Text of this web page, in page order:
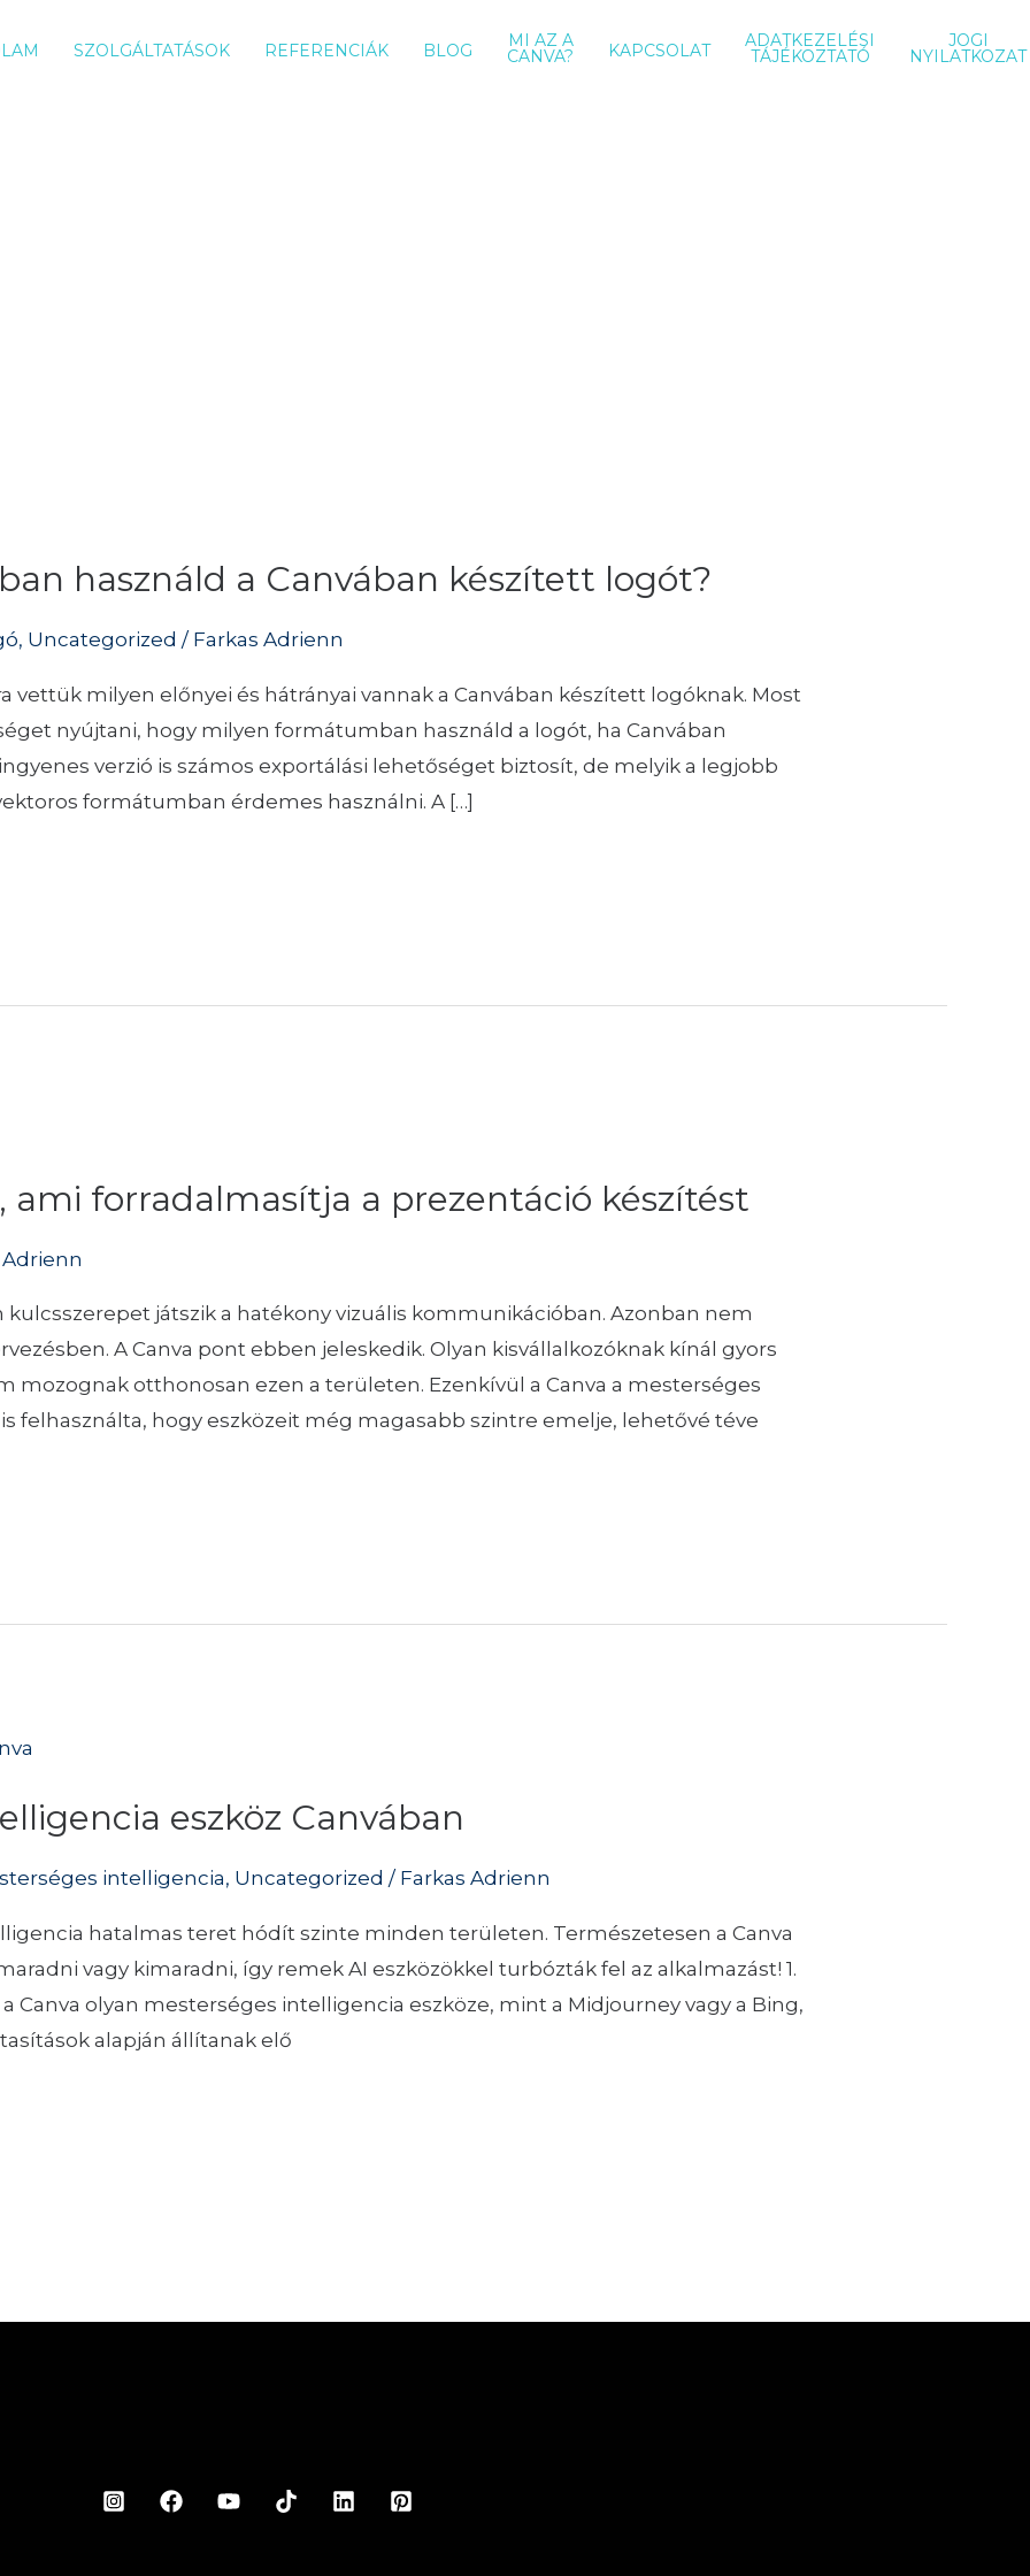
SZOLGÁLTATÁSOK REFERENCIÁK BLOG MI AZ A
CANVA? KAPCSOLAT ADATKEZELÉSI
TÁJÉKOZTATÓ
JOGI
NYILATKOZAT
használd a Canvában készített logót?
, Uncategorized / Farkas Adrienn
vettük milyen előnyei és hátrányai vannak a Canvában készített logóknak. Most
nyújtani, hogy milyen formátumban használd a logót, ha Canvában
verzió is számos exportálási lehetőséget biztosít, de melyik a legjobb
formátumban érdemes használni. A […]
ami forradalmasítja a prezentáció készítést
Adrienn
kulcsszerepet játszik a hatékony vizuális kommunikációban. Azonban nem
A Canva pont ebben jeleskedik. Olyan kisvállalkozóknak kínál gyors
mozognak otthonosan ezen a területen. Ezenkívül a Canva a mesterséges
felhasználta, hogy eszközeit még magasabb szintre emelje, lehetővé téve
eszköz Canvában
intelligencia, Uncategorized / Farkas Adrienn
hatalmas teret hódít szinte minden területen. Természetesen a Canva
vagy kimaradni, így remek AI eszközökkel turbózták fel az alkalmazást! 1.
Canva olyan mesterséges intelligencia eszköze, mint a Midjourney vagy a Bing,
alapján állítanak elő